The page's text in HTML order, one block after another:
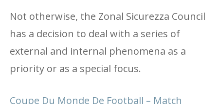
Not otherwise, the Zonal Sicurezza Council
has a decision to deal with a series of
external and internal phenomena as a
priority or as a special focus.
Coupe Du Monde De Football – Match